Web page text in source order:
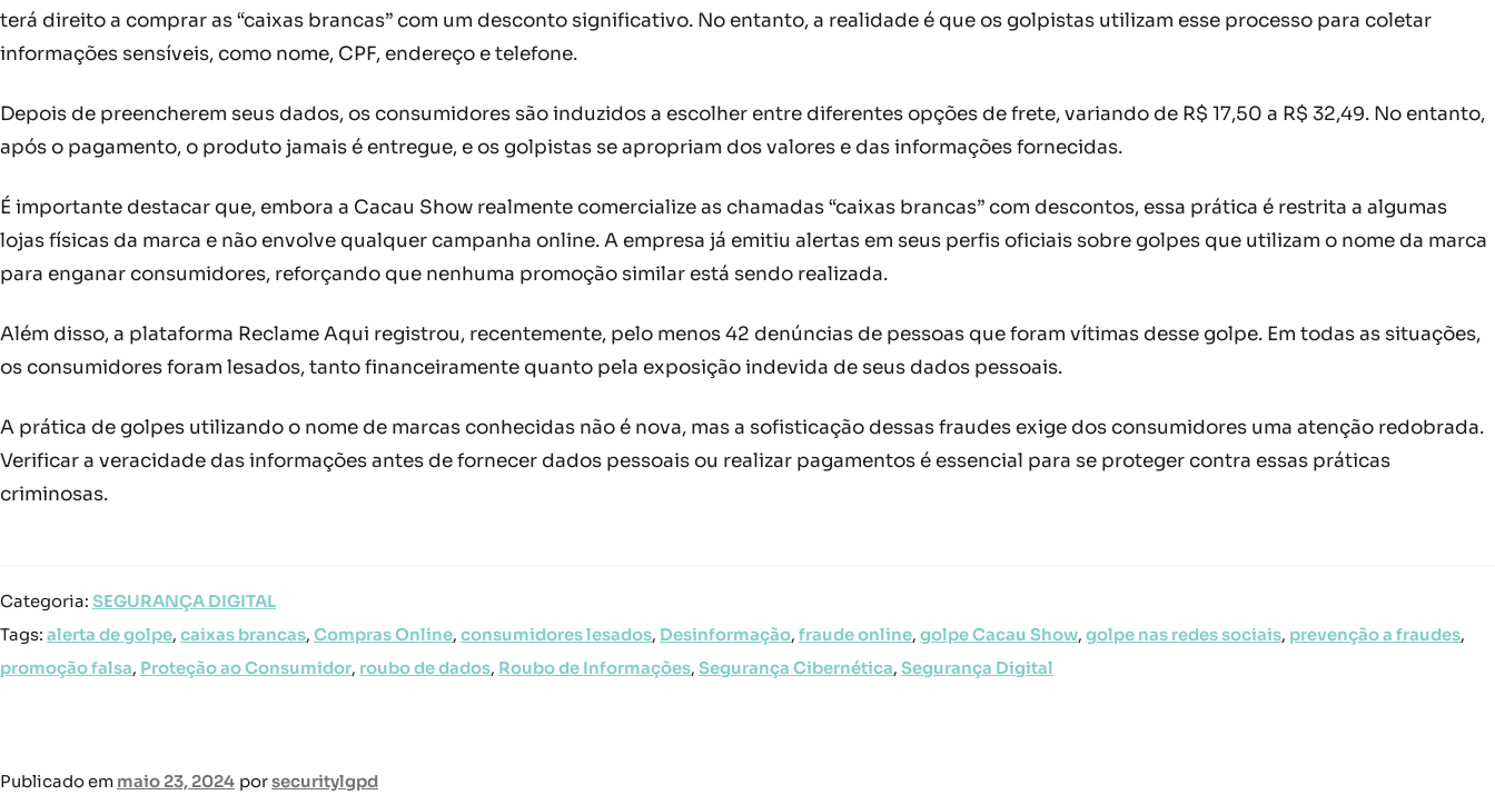
terá direito a comprar as “caixas brancas” com um desconto significativo. No entanto, a realidade é que os golpistas utilizam esse processo para coletar
informações sensíveis, como nome, CPF, endereço e telefone.
Depois de preencherem seus dados, os consumidores são induzidos a escolher entre diferentes opções de frete, variando de R$ 17,50 a R$ 32,49. No entanto,
após o pagamento, o produto jamais é entregue, e os golpistas se apropriam dos valores e das informações fornecidas.
É importante destacar que, embora a Cacau Show realmente comercialize as chamadas “caixas brancas” com descontos, essa prática é restrita a algumas
lojas físicas da marca e não envolve qualquer campanha online. A empresa já emitiu alertas em seus perfis oficiais sobre golpes que utilizam o nome da marca
para enganar consumidores, reforçando que nenhuma promoção similar está sendo realizada.
Além disso, a plataforma Reclame Aqui registrou, recentemente, pelo menos 42 denúncias de pessoas que foram vítimas desse golpe. Em todas as situações,
os consumidores foram lesados, tanto financeiramente quanto pela exposição indevida de seus dados pessoais.
A prática de golpes utilizando o nome de marcas conhecidas não é nova, mas a sofisticação dessas fraudes exige dos consumidores uma atenção redobrada.
Verificar a veracidade das informações antes de fornecer dados pessoais ou realizar pagamentos é essencial para se proteger contra essas práticas
criminosas.
Categoria: SEGURANÇA DIGITAL
Tags: alerta de golpe, caixas brancas, Compras Online, consumidores lesados, Desinformação, fraude online, golpe Cacau Show, golpe nas redes sociais, prevenção a fraudes,
promoção falsa, Proteção ao Consumidor, roubo de dados, Roubo de Informações, Segurança Cibernética, Segurança Digital
Publicado em maio 23, 2024 porsecuritylgpd